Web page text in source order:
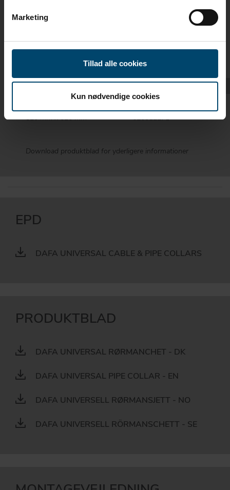
Marketing
Tillad alle cookies
Kun nødvendige cookies
DIMENSIONER /
VARENUMRE
DAFA NR.
260 mm x 260 mm
620010116
345 mm x 345 mm
620007467
520 mm x 520 mm
620012271
Download produktblad for yderligere informationer
EPD
DAFA UNIVERSAL CABLE & PIPE COLLARS
PRODUKTBLAD
DAFA UNIVERSAL RØRMANCHET - DK
DAFA UNIVERSAL PIPE COLLAR - EN
DAFA UNIVERSELL RØRMANSJETT - NO
DAFA UNIVERSELL RÖRMANSCHETT - SE